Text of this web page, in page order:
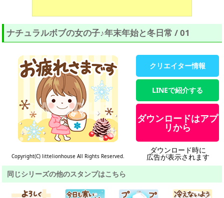
ナチュラルボブの女の子♪年末年始と冬日常 / 01
Copyright(C) littelionhouse All Rights Reserved.
クリエイター情報
LINEで紹介する
ダウンロードはアプ
リから
ダウンロード時に
広告が表示されます
同じシリーズの他のスタンプはこちら